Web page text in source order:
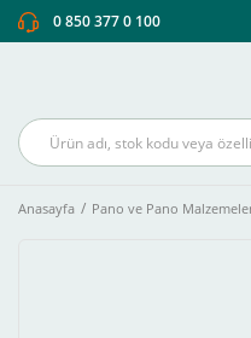
0 850 377 0 100
Anasayfa Pano ve Pano